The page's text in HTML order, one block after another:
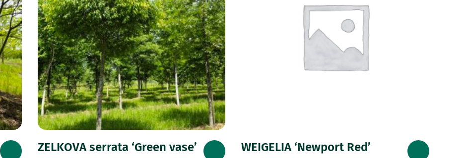
ZELKOVA serrata ‘Green vase’ WEIGELIA ‘Newport Red’